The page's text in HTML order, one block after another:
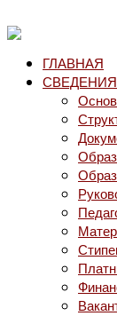
ГЛАВНАЯ